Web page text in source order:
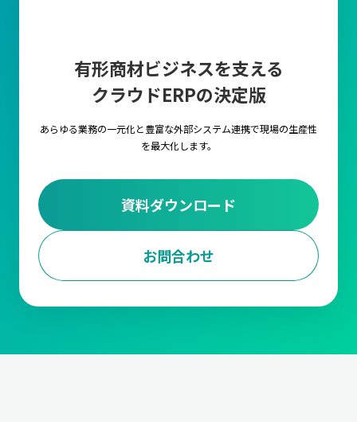
有形商材ビジネスを支える
クラウドERPの決定版
あらゆる業務の一元化と豊富な外部システム連携で現場の生産性
を最大化します。
資料ダウンロード
お問合わせ